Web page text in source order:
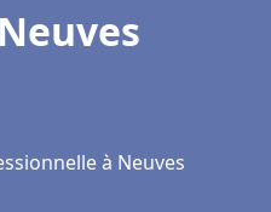
à Neuves